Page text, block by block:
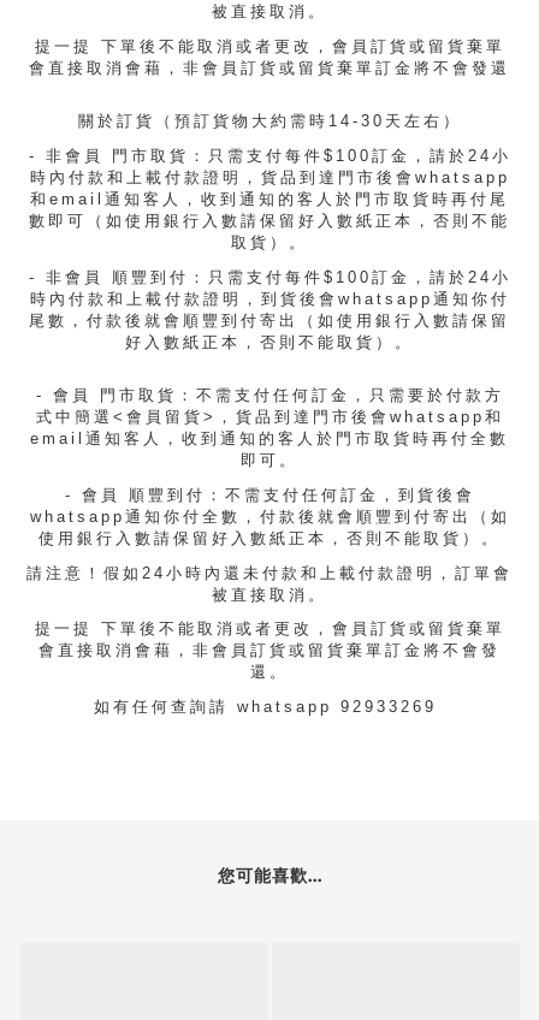
被直接取消。
提一提 下單後不能取消或者更改，會員訂貨或留貨棄單
會直接取消會藉，非會員訂貨或留貨棄單訂金將不會發還
關於訂貨（預訂貨物大約需時14-30天左右）
- 非會員 門市取貨：只需支付每件$100訂金，請於24小
時內付款和上載付款證明，貨品到達門市後會whatsapp
和email通知客人，收到通知的客人於門市取貨時再付尾
數即可（如使用銀行入數請保留好入數紙正本，否則不能
取貨）。
- 非會員 順豐到付：只需支付每件$100訂金，請於24小
時內付款和上載付款證明，到貨後會whatsapp通知你付
尾數，付款後就會順豐到付寄出（如使用銀行入數請保留
好入數紙正本，否則不能取貨）。
- 會員 門市取貨：不需支付任何訂金，只需要於 付款方
式中簡選< 會員留貨>，貨品到達門市後會whatsapp和
email通知客人，收到通知的客人於門市取貨時再付全數
即可。
- 會員 順豐到付：不需支付任何訂金，到貨後會
whatsapp通知你付全數，付款後就會順豐到付寄出（如
使用銀行入數請保留好入數紙正本，否則不能取貨）。
請注意！假如24小時內還未付款和上載付款證明，訂單會
被直接取消。
提一提 下單後不能取消或者更改，會員訂貨或留貨棄單
會直接取消會藉，非會員訂貨或留貨棄單訂金將不會發
還。
如有任何查詢請 whatsapp 92933269
您可能喜歡...